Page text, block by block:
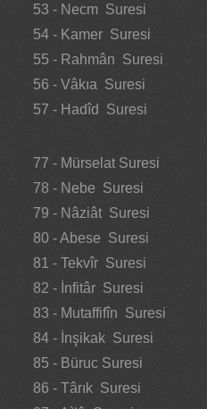
53 - Necm Suresi
54 - Kamer Suresi
55 - Rahmân Suresi
56 - Vâkıa Suresi
57 - Hadîd Suresi
77 - Mürselat Suresi
78 - Nebe Suresi
79 - Nâziât Suresi
80 - Abese Suresi
81 - Tekvîr Suresi
82 - İnfitâr Suresi
83 - Mutaffifîn Suresi
84 - İnşikak Suresi
85 - Büruc Suresi
86 - Târık Suresi